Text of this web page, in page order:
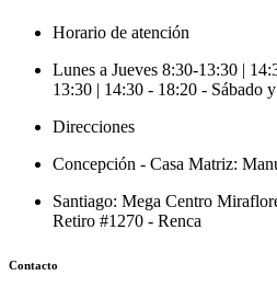
Horario de atención
Lunes a Jueves 8:30-13:30 |
13:30 | 14:30 - 18:20 - Sábado
Direcciones
Concepción - Casa Matriz:
Santiago: Mega Centro
Retiro #1270 - Renca
Contacto